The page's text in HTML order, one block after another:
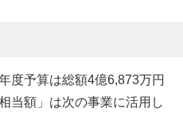
度予算は総額4億6,873万円
当額」は次の事業に活用し